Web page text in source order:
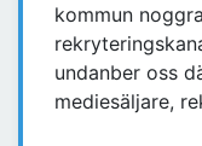
kommun
undanber oss
mediesäljare,